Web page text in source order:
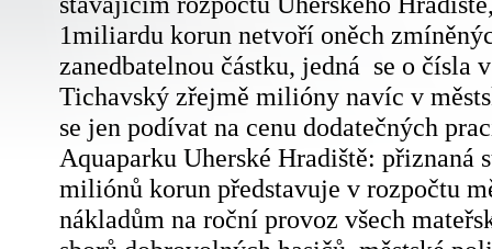
1miliardu korun netvoří oněch
zanedbatelnou částku, jedná se o čísla
Tichavský zřejmě milióny navíc v
se jen podívat na cenu dodatečných
Aquaparku Uherské Hradiště: přiznaná
miliónů korun představuje v rozpočtu
nákladům na roční provoz všech